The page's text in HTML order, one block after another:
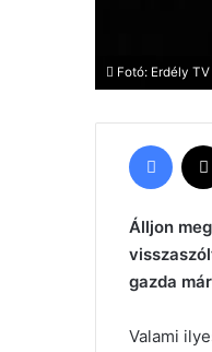
Fotó: Erdély TV
Álljon
gazda
Valami